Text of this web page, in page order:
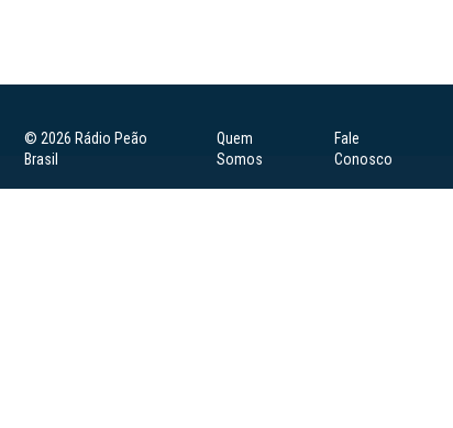
© 2026 Rádio Peão
Brasil
Quem
Somos
Fale
Conosco